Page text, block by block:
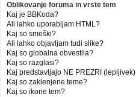
Oblikovanje foruma in vrste tem
Kaj je BBKoda?
Ali lahko uporabljam HTML?
Kaj so smeški?
Ali lahko objavljam tudi slike?
Kaj so globalna obvestila?
Kaj so razglasi?
Kaj predstavljajo NE PREZRI
Kaj so zaklenjene teme?
Kaj so ikone tem?